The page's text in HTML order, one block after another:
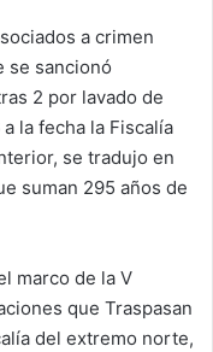
a crimen
se sancionó
2 por lavado de
la fecha la Fiscalía
se tradujo en
suman 295 años de
marco de la V
que Traspasan
del extremo norte,